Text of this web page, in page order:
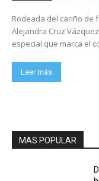
Rodeada del cariño de
Alejandra Cruz
especial que marca el
Leer más
MAS POPULAR